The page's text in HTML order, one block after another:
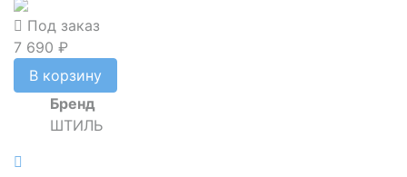
Под заказ
7 690 ₽
В корзину
Бренд
ШТИЛЬ